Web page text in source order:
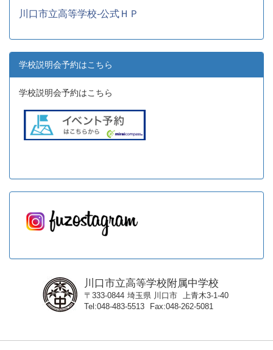
川口市立高等学校-公式ＨＰ
学校説明会予約はこちら
学校説明会予約はこちら
川口市立高等学校附属中学校
〒333-0844 埼玉県 川口市
上青木3-1-40
Tel 048-483-5513 Fax 048-262-5081